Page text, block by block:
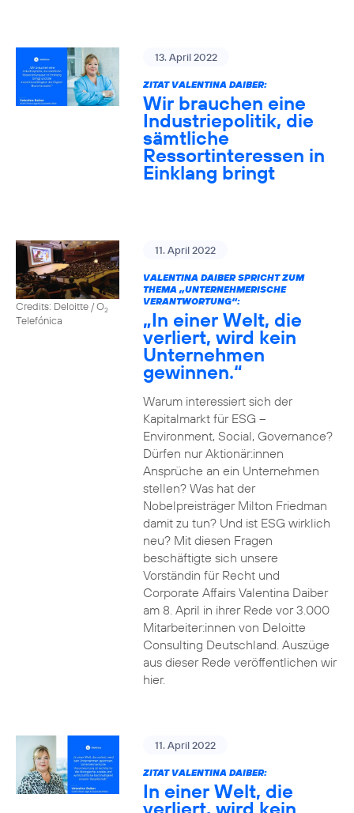
13. April 2022
ZITAT VALENTINA DAIBER:
Wir brauchen eine
Industriepolitik, die
sämtliche
Ressortinteressen in
Einklang bringt
Credits: Deloitte / O2
Telefónica
11. April 2022
VALENTINA DAIBER SPRICHT ZUM
THEMA „UNTERNEHMERISCHE
VERANTWORTUNG“:
„In einer Welt, die
verliert, wird kein
Unternehmen
gewinnen.“
Warum interessiert sich der
Kapitalmarkt für ESG –
Environment, Social, Governance?
Dürfen nur Aktionär:innen
Ansprüche an ein Unternehmen
stellen? Was hat der
Nobelpreisträger Milton Friedman
damit zu tun? Und ist ESG wirklich
neu? Mit diesen Fragen
beschäftigte sich unsere
Vorständin für Recht und
Corporate Affairs Valentina Daiber
am 8. April in ihrer Rede vor 3.000
Mitarbeiter:innen von Deloitte
Consulting Deutschland. Auszüge
aus dieser Rede veröffentlichen wir
hier.
11. April 2022
ZITAT VALENTINA DAIBER:
In einer Welt, die
verliert, wird kein